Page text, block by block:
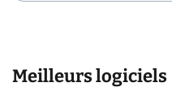
Meilleurs logiciels